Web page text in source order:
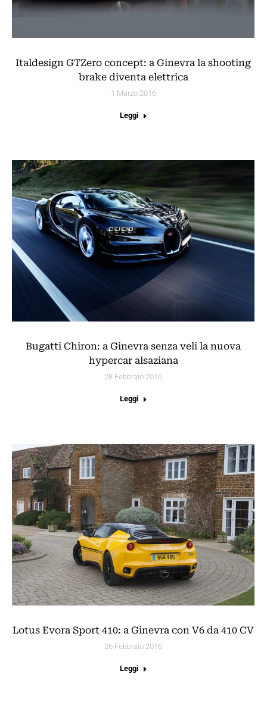
Italdesign GTZero concept: a Ginevra la shooting
brake diventa elettrica
1 Marzo 2016
Leggi
Bugatti Chiron: a Ginevra senza veli la nuova
hypercar alsaziana
28 Febbraio 2016
Leggi
Lotus Evora Sport 410: a Ginevra con V6 da 410 CV
26 Febbraio 2016
Leggi